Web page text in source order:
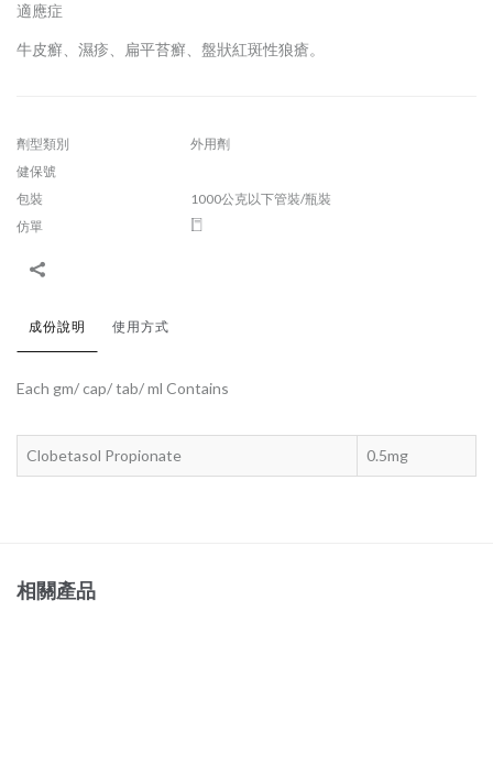
適應症
牛皮癬、濕疹、扁平苔癬、盤狀紅斑性狼瘡。
劑型類別
外用劑
健保號
包裝
1000公克以下管裝/瓶裝
仿單
成份說明 使用方式
Each gm/ cap/ tab/ ml Contains
Clobetasol Propionate 0.5mg
相關產品